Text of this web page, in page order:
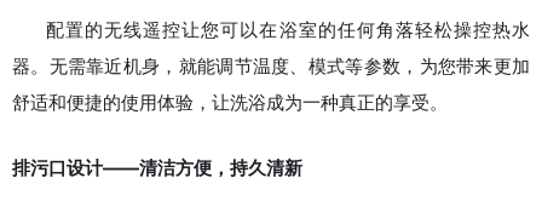
配置的无线遥控让您可以在浴室的任何角落轻松操控热水
器。无需靠近机身，就能调节温度、模式等参数，为您带来更加
舒适和便捷的使用体验，让洗浴成为一种真正的享受。
排污口设计——清洁方便，持久清新